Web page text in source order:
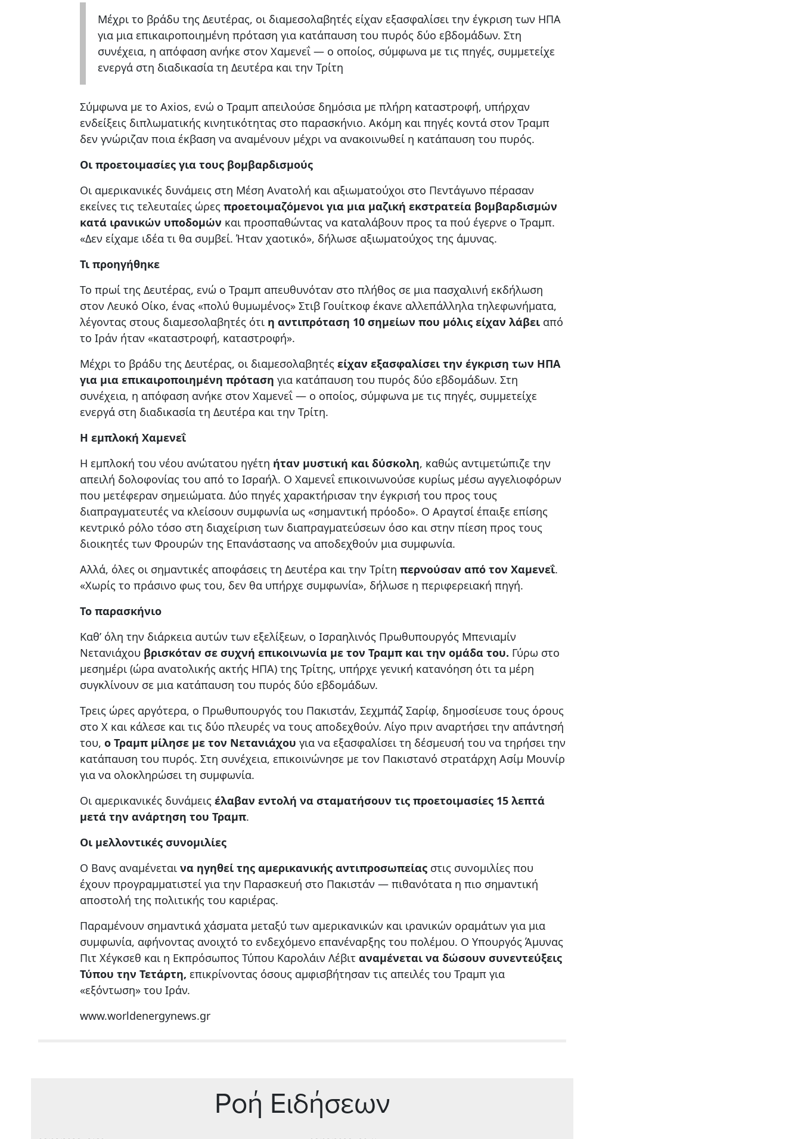
Μέχρι το βράδυ της Δευτέρας, οι διαμεσολαβητές είχαν εξασφαλίσει την έγκριση των ΗΠΑ
για μια επικαιροποιημένη πρόταση για κατάπαυση του πυρός δύο εβδομάδων. Στη
συνέχεια, η απόφαση ανήκε στον Χαμενεΐ — ο οποίος, σύμφωνα με τις πηγές, συμμετείχε
ενεργά στη διαδικασία τη Δευτέρα και την Τρίτη
Σύμφωνα με το Axios, ενώ ο Τραμπ απειλούσε δημόσια με πλήρη καταστροφή, υπήρχαν
ενδείξεις διπλωματικής κινητικότητας στο παρασκήνιο. Ακόμη και πηγές κοντά στον Τραμπ
δεν γνώριζαν ποια έκβαση να αναμένουν μέχρι να ανακοινωθεί η κατάπαυση του πυρός.
Οι προετοιμασίες για τους βομβαρδισμούς
Οι αμερικανικές δυνάμεις στη Μέση Ανατολή και αξιωματούχοι στο Πεντάγωνο πέρασαν
εκείνες τις τελευταίες ώρες προετοιμαζόμενοι για μια μαζική εκστρατεία βομβαρδισμών
κατά ιρανικών υποδομών και προσπαθώντας να καταλάβουν προς τα πού έγερνε ο Τραμπ.
«Δεν είχαμε ιδέα τι θα συμβεί. Ήταν χαοτικό», δήλωσε αξιωματούχος της άμυνας.
Τι προηγήθηκε
Το πρωί της Δευτέρας, ενώ ο Τραμπ απευθυνόταν στο πλήθος σε μια πασχαλινή εκδήλωση
στον Λευκό Οίκο, ένας «πολύ θυμωμένος» Στιβ Γουίτκοφ έκανε αλλεπάλληλα τηλεφωνήματα,
λέγοντας στους διαμεσολαβητές ότι η αντιπρόταση 10 σημείων που μόλις είχαν λάβει από
το Ιράν ήταν «καταστροφή, καταστροφή».
Μέχρι το βράδυ της Δευτέρας, οι διαμεσολαβητές είχαν εξασφαλίσει την έγκριση των ΗΠΑ
για μια επικαιροποιημένη πρόταση για κατάπαυση του πυρός δύο εβδομάδων. Στη
συνέχεια, η απόφαση ανήκε στον Χαμενεΐ — ο οποίος, σύμφωνα με τις πηγές, συμμετείχε
ενεργά στη διαδικασία τη Δευτέρα και την Τρίτη.
Η εμπλοκή Χαμενεΐ
Η εμπλοκή του νέου ανώτατου ηγέτη ήταν μυστική και δύσκολη, καθώς αντιμετώπιζε την
απειλή δολοφονίας του από το Ισραήλ. Ο Χαμενεΐ επικοινωνούσε κυρίως μέσω αγγελιοφόρων
που μετέφεραν σημειώματα. Δύο πηγές χαρακτήρισαν την έγκρισή του προς τους
διαπραγματευτές να κλείσουν συμφωνία ως «σημαντική πρόοδο». Ο Αραγτσί έπαιξε επίσης
κεντρικό ρόλο τόσο στη διαχείριση των διαπραγματεύσεων όσο και στην πίεση προς τους
διοικητές των Φρουρών της Επανάστασης να αποδεχθούν μια συμφωνία.
Αλλά, όλες οι σημαντικές αποφάσεις τη Δευτέρα και την Τρίτη περνούσαν από τον Χαμενεΐ.
«Χωρίς το πράσινο φως του, δεν θα υπήρχε συμφωνία», δήλωσε η περιφερειακή πηγή.
Το παρασκήνιο
Καθ’ όλη την διάρκεια αυτών των εξελίξεων, ο Ισραηλινός Πρωθυπουργός Μπενιαμίν
Νετανιάχου βρισκόταν σε συχνή επικοινωνία με τον Τραμπ και την ομάδα του. Γύρω στο
μεσημέρι (ώρα ανατολικής ακτής ΗΠΑ) της Τρίτης, υπήρχε γενική κατανόηση ότι τα μέρη
συγκλίνουν σε μια κατάπαυση του πυρός δύο εβδομάδων.
Τρεις ώρες αργότερα, ο Πρωθυπουργός του Πακιστάν, Σεχμπάζ Σαρίφ, δημοσίευσε τους όρους
στο X και κάλεσε και τις δύο πλευρές να τους αποδεχθούν. Λίγο πριν αναρτήσει την απάντησή
του, ο Τραμπ μίλησε με τον Νετανιάχου για να εξασφαλίσει τη δέσμευσή του να τηρήσει την
κατάπαυση του πυρός. Στη συνέχεια, επικοινώνησε με τον Πακιστανό στρατάρχη Ασίμ Μουνίρ
για να ολοκληρώσει τη συμφωνία.
Οι αμερικανικές δυνάμεις έλαβαν εντολή να σταματήσουν τις προετοιμασίες 15 λεπτά
μετά την ανάρτηση του Τραμπ.
Οι μελλοντικές συνομιλίες
Ο Βανς αναμένεται να ηγηθεί της αμερικανικής αντιπροσωπείας στις συνομιλίες που
έχουν προγραμματιστεί για την Παρασκευή στο Πακιστάν — πιθανότατα η πιο σημαντική
αποστολή της πολιτικής του καριέρας.
Παραμένουν σημαντικά χάσματα μεταξύ των αμερικανικών και ιρανικών οραμάτων για μια
συμφωνία, αφήνοντας ανοιχτό το ενδεχόμενο επανέναρξης του πολέμου. Ο Υπουργός Άμυνας
Πιτ Χέγκσεθ και η Εκπρόσωπος Τύπου Καρολάιν Λέβιτ αναμένεται να δώσουν συνεντεύξεις
Τύπου την Τετάρτη, επικρίνοντας όσους αμφισβήτησαν τις απειλές του Τραμπ για
«εξόντωση» του Ιράν.
www.worldenergynews.gr
Ρoή Ειδήσεων